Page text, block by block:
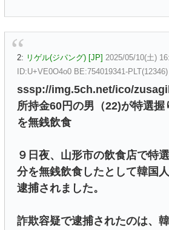
2: リゲル(ジパング) [JP] 2025/05/10(土)
ID:U+VE0O4o0 BE:754019341-PLT(12346)
sssp://img.5ch.net/ico/
所持金60円の男（22)が特選
を無銭飲食
９日夜、山形市の飲食店で特
分を無銭飲食したとして韓国
逮捕されました。
詐欺容疑で逮捕されたのは、